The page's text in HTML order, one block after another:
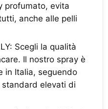
profumato, evita
anche alle pelli
Scegli la qualità
Il nostro spray è
in Italia, seguendo
elevati di